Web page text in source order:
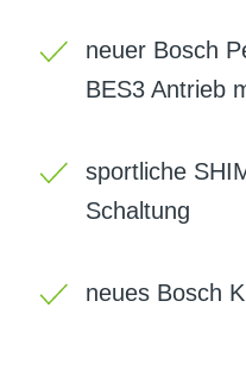
neuer Bosch
BES3 Antrieb
sportliche
Schaltung
neues Bosch